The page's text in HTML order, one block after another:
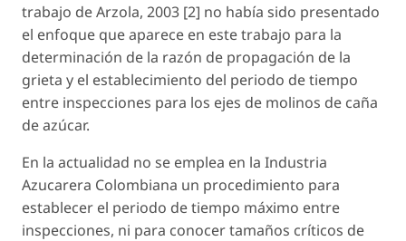
trabajo de Arzola, 2003 [2] no había sido presentado
el enfoque que aparece en este trabajo para la
determinación de la razón de propagación de la
grieta y el establecimiento del periodo de tiempo
entre inspecciones para los ejes de molinos de caña
de azúcar.
En la actualidad no se emplea en la Industria
Azucarera Colombiana un procedimiento para
establecer el periodo de tiempo máximo entre
inspecciones, ni para conocer tamaños críticos de